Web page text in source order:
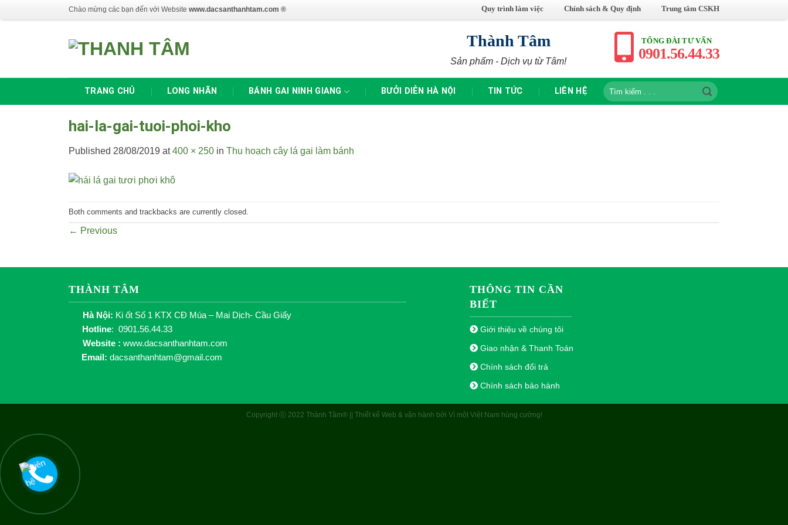
to
Chào mừng các bạn đến với Website www.dacsanthanhtam.com ® Quy trình làm việc Chính sách & Quy định Trung tâm CSKH
Thành Tâm
Sản phẩm - Dịch vụ từ Tâm!
TỔNG ĐÀI TƯ VẤN
0901.56.44.33
TRANG CHỦ LONG NHÃN BÁNH GAI NINH GIANG BƯỞI DIỄN HÀ NỘI TIN TỨC LIÊN HỆ
Tìm
kiếm:
hai-la-gai-tuoi-phoi-kho
Published 28/08/2019 at400 × 250 in Thu hoạch cây lá gai làm bánh
Both comments and trackbacks are currently closed.
← Previous
THÀNH TÂM
Hà Nội: Ki ốt Số 1 KTX CĐ Múa – Mai Dịch- Cầu Giấy
Hotline: 0901.56.44.33
Website : www.dacsanthanhtam.com
Email: dacsanthanhtam@gmail.com
THÔNG TIN CẦN
BIẾT
Giới thiệu về chúng tôi
Giao nhận & Thanh Toán
Chính sách đổi trả
Chính sách bảo hành
Copyright ⓒ 2022 Thành Tâm® || Thiết kế Web & vận hành bởi Vì một Việt Nam hùng cường!